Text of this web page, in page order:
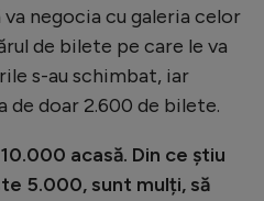
negocia cu galeria celor
de bilete pe care le va
s-au schimbat, iar
doar 2.600 de bilete.
acasă. Din ce știu
5.000, sunt mulți, să